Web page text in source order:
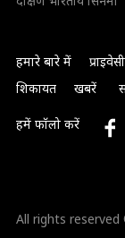
हमारे बारे में
शिकायत
खबरें
हमें फॉलो करें
All rights